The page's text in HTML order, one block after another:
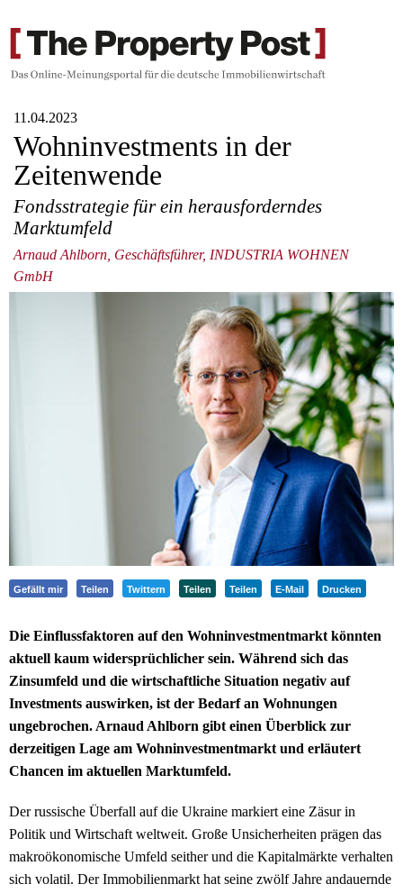
11.04.2023
Wohninvestments in der
Zeitenwende
Fondsstrategie für ein herausforderndes
Marktumfeld
Arnaud Ahlborn, Geschäftsführer, INDUSTRIA WOHNEN
GmbH
Gefällt mir Teilen Twittern Teilen Teilen E-Mail Drucken
Die Einflussfaktoren auf den Wohninvestmentmarkt könnten
aktuell kaum widersprüchlicher sein. Während sich das
Zinsumfeld und die wirtschaftliche Situation negativ auf
Investments auswirken, ist der Bedarf an Wohnungen
ungebrochen. Arnaud Ahlborn gibt einen Überblick zur
derzeitigen Lage am Wohninvestmentmarkt und erläutert
Chancen im aktuellen Marktumfeld.
Der russische Überfall auf die Ukraine markiert eine Zäsur in
Politik und Wirtschaft weltweit. Große Unsicherheiten prägen das
makroökonomische Umfeld seither und die Kapitalmärkte verhalten
sich volatil. Der Immobilienmarkt hat seine zwölf Jahre andauernde